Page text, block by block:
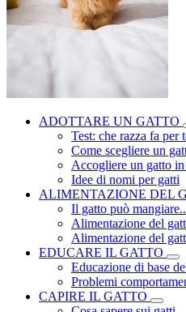
ADOTTARE UN GATTO
Test: che razza fa per
Come scegliere un
Accogliere un gatto
Idee di nomi per gatti
ALIMENTAZIONE DEL
Il gatto può
Alimentazione del
Alimentazione del
EDUCARE IL GATTO
Educazione di base
Problemi
CAPIRE IL GATTO